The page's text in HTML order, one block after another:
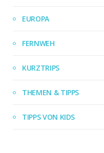
EUROPA
FERNWEH
KURZTRIPS
THEMEN & TIPPS
TIPPS VON KIDS